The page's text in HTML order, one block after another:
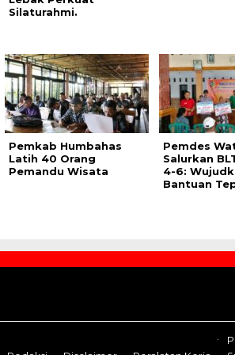
Silaturahmi.
Pemkab Humbahas
Latih 40 Orang
Pemandu Wisata
Pemdes
Salurkan
4-6:
Bantuan